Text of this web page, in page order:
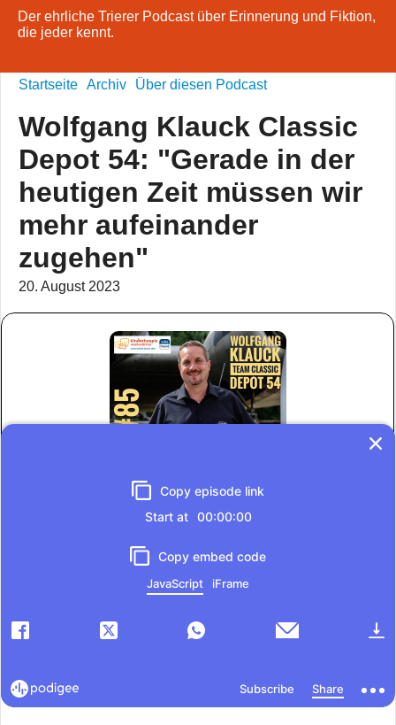
Der ehrliche Trierer Podcast über Erinnerung und Fiktion,
die jeder kennt.
Startseite Archiv Über diesen Podcast
Wolfgang Klauck Classic
Depot 54: "Gerade in der
heutigen Zeit müssen wir
mehr aufeinander
zugehen"
20. August 2023